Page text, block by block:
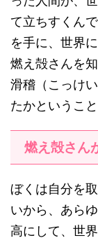
て立ちすくん
を手に、世界
燃え殻さんを
滑稽（こっけ
たかというこ
燃え殻さん
ぼくは自分を
いから、あら
高にして、世